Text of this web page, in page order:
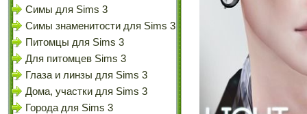
Симы для Sims 3
Симы знаменитости для Sims 3
Питомцы для Sims 3
Для питомцев Sims 3
Глаза и линзы для Sims 3
Дома, участки для Sims 3
Города для Sims 3